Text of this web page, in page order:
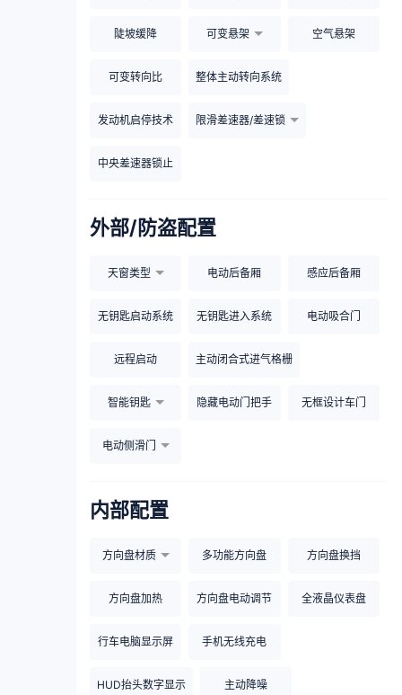
陡坡缓降 可变悬架 空气悬架
可变转向比 整体主动转向系统
发动机启停技术 限滑差速器/差速锁
中央差速器锁止
外部/防盗配置
天窗类型 电动后备厢 感应后备厢
无钥匙启动系统 无钥匙进入系统 电动吸合门
远程启动 主动闭合式进气格栅
智能钥匙 隐藏电动门把手 无框设计车门
电动侧滑门
内部配置
方向盘材质 多功能方向盘 方向盘换挡
方向盘加热 方向盘电动调节 全液晶仪表盘
行车电脑显示屏 手机无线充电
HUD抬头数字显示 主动降噪